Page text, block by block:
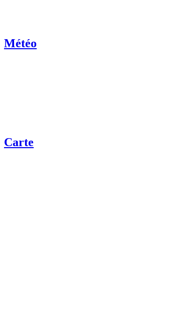
Météo
Carte